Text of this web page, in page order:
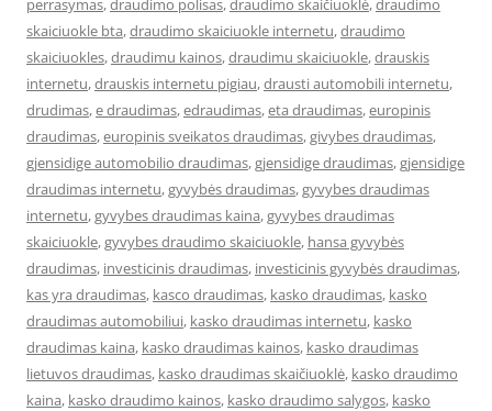
perrasymas,draudimo polisas,draudimo skaičiuoklė,draudimo
skaiciuokle bta,draudimo skaiciuokle internetu,draudimo
skaiciuokles,draudimu kainos,draudimu skaiciuokle,drauskis
internetu,drauskis internetu pigiau,drausti automobili internetu,
drudimas,e draudimas,edraudimas,eta draudimas,europinis
draudimas,europinis sveikatos draudimas,givybes draudimas,
gjensidige automobilio draudimas,gjensidige draudimas,gjensidige
draudimas internetu,gyvybės draudimas,gyvybes draudimas
internetu,gyvybes draudimas kaina,gyvybes draudimas
skaiciuokle,gyvybes draudimo skaiciuokle, hansa gyvybės
draudimas, investicinis draudimas, investicinis gyvybės draudimas,
kas yra draudimas, kasco draudimas, kasko draudimas, kasko
draudimas automobiliui, kasko draudimas internetu, kasko
draudimas kaina, kasko draudimas kainos, kasko draudimas
lietuvos draudimas, kasko draudimas skaičiuoklė, kasko draudimo
kaina, kasko draudimo kainos, kasko draudimo salygos, kasko